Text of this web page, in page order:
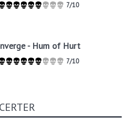
7/10
- Hum of Hurt
7/10